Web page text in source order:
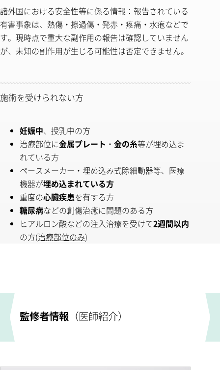
諸外国における安全性等に係る情報：報告されている
有害事象は、熱傷・擦過傷・発赤・疼痛・水疱などで
す。現時点で重大な副作用の報告は確認していません
が、未知の副作用が生じる可能性は否定できません。
施術を受けられない方
妊娠中、授乳中の方
治療部位に金属プレート ・ 金の糸等が埋め込ま
れている方
ペースメーカー・埋め込み式除細動器等、医療
機器が埋め込まれている方
重度の心臓疾患を有する方
糖尿病などの創傷治癒に問題のある方
ヒアルロン酸などの注入治療を受けて2週間以内
の方(治療部位のみ)
監修者情報 （医師紹介）